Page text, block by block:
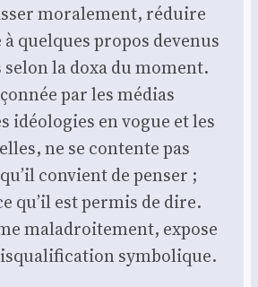
mora­le­ment, réduire
quelques pro­pos deve­nus
la doxa du moment.
par les médias
idéo­lo­gies en vogue et les
ne se contente pas
convient de pen­ser ;
qu’il est per­mis de dire.
mal­adroi­te­ment, expose
sym­bo­lique.